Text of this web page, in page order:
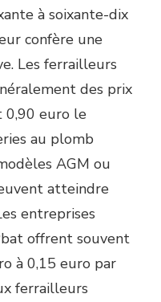
à soixante-dix
confère une
Les ferrailleurs
des prix
0,90 euro le
au plomb
AGM ou
atteindre
entreprises
offrent souvent
à 0,15 euro par
ferrailleurs